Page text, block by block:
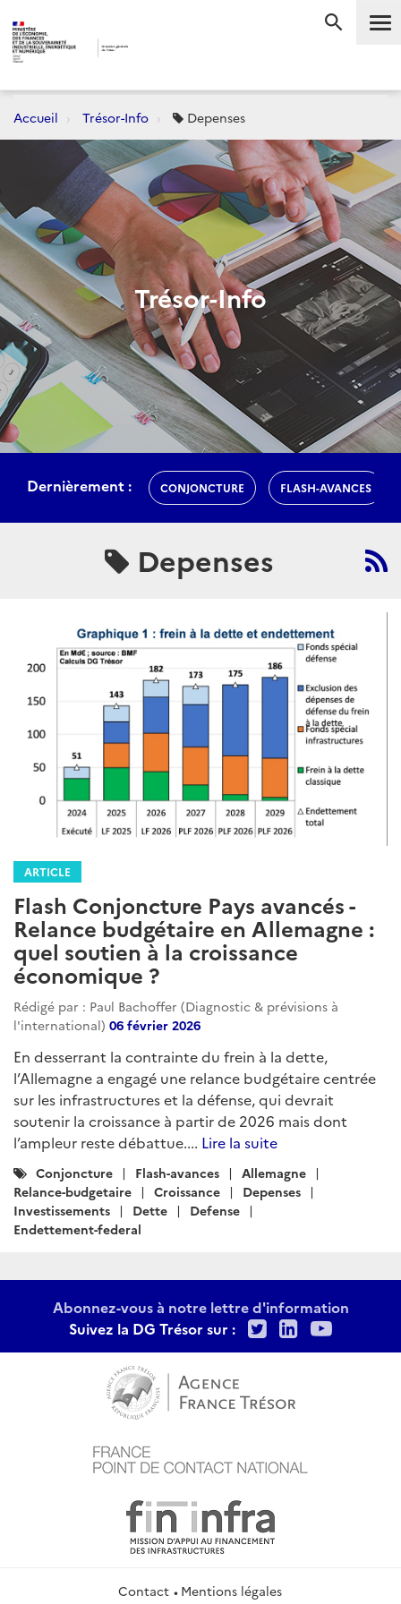
Accueil Trésor-Info Depenses
Trésor-Info
Dernièrement : CONJONCTURE FLASH-AVANCES
Depenses
ARTICLE
Flash Conjoncture Pays avancés -
Relance budgétaire en Allemagne :
quel soutien à la croissance
économique ?
Rédigé par : Paul Bachoffer (Diagnostic & prévisions à
l'international) 06 février 2026
En desserrant la contrainte du frein à la dette,
l’Allemagne a engagé une relance budgétaire centrée
sur les infrastructures et la défense, qui devrait
soutenir la croissance à partir de 2026 mais dont
l’ampleur reste débattue.... Lire la suite
Catégories
:
Conjoncture Flash-avances
Allemagne
Relance-budgetaire
Croissance
Depenses
Investissements
Dette
Defense
Endettement-federal
Abonnez-vous à notre lettre d'information
Suivez la DG Trésor sur :
TwitterLinkedIn
Contact
Mentions légales